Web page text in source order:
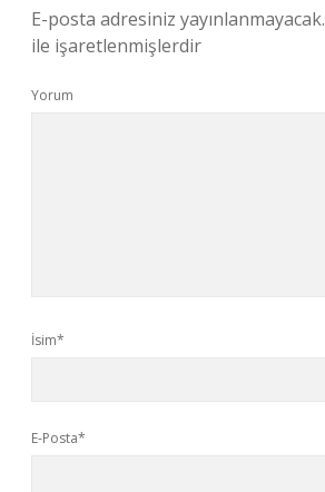
E-posta adresiniz yayınlanmayacak.
ile işaretlenmişlerdir
Yorum
İsim*
E-Posta*